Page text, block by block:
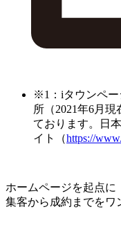
※1：iタウンペー
所（2021年6月
ております。日
イト（https://
ホームページを起点に
集客から成約までをワ